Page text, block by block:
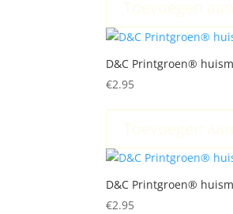
D&C Printgroen®
€2.95
D&C Printgroen®
€2.95